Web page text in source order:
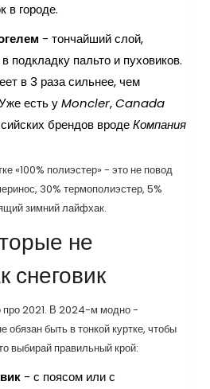
в городе.
- тончайший слой,
подкладку пальто и пуховиков.
в 3 раза сильнее, чем
есть уMoncler,Canada
брендов вродеКомпания
«100% полиэстер» - это не повод
30% термополиэстер, 5%
зимний лайфхак.
не
снеговик
про 2021. В 2024-м модно -
обязан быть в тонкой куртке, чтобы
выбирай правильный крой:
- с поясом или с